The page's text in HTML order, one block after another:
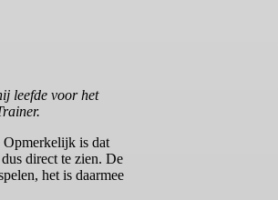
leefde voor het
Opmerkelijk is dat
direct te zien. De
het is daarmee